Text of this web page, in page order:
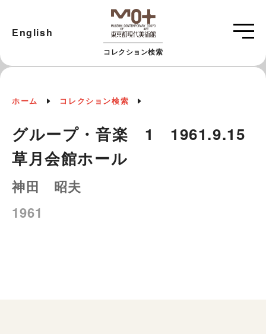
コレクション検索
English
ホーム コレクション検索
グループ・音楽 1 1961.9.15
草月会館ホール
神田 昭夫
1961